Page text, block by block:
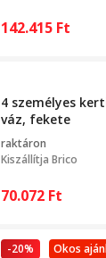
142.415 Ft
4 személyes
váz, fekete
raktáron
Kiszállítja Brico
70.072 Ft
Okos
-20%